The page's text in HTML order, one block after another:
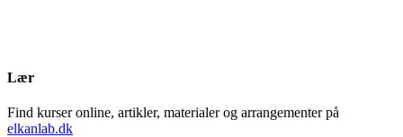
Lær
Find kurser online, artikler, materialer og arrangementer på
elkanlab.dk